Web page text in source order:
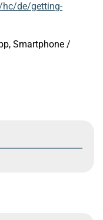
de/getting-
Smartphone /